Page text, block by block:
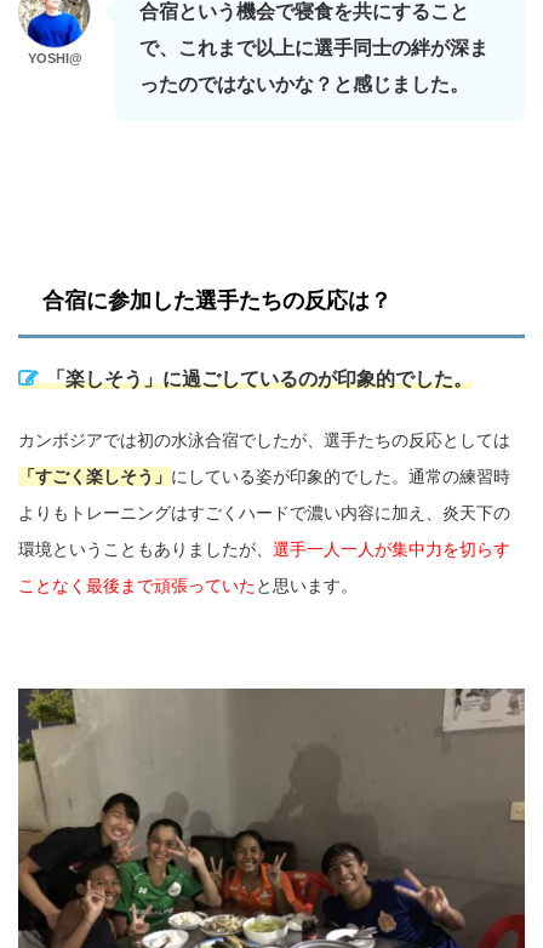
YOSHI@
合宿という機会で寝食を共にすること
で、これまで以上に選手同士の絆が深ま
ったのではないかな？と感じました。
合宿に参加した選手たちの反応は？
「楽しそう」に過ごしているのが印象的でした。
カンボジアでは初の水泳合宿でしたが、選手たちの反応としては
「すごく楽しそう」 にしている姿が印象的でした。 通常の練習時
よりもトレーニングはすごくハードで濃い内容に加え、炎天下の
環境ということもありましたが、 選手一人一人が集中力を切らす
ことなく最後まで頑張っていたと思います。